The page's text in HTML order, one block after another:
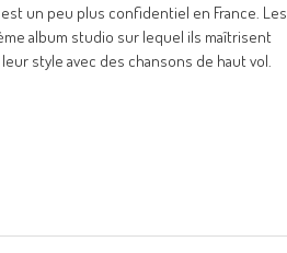
un peu plus confidentiel en France. Les
album studio sur lequel ils maîtrisent
style avec des chansons de haut vol.